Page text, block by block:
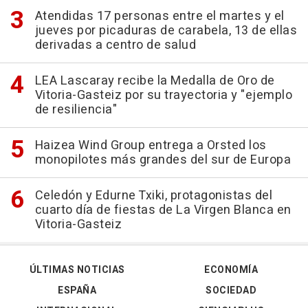
Atendidas 17 personas entre el martes y el
jueves por picaduras de carabela, 13 de ellas
derivadas a centro de salud
LEA Lascaray recibe la Medalla de Oro de
Vitoria-Gasteiz por su trayectoria y "ejemplo
de resiliencia"
Haizea Wind Group entrega a Orsted los
monopilotes más grandes del sur de Europa
Celedón y Edurne Txiki, protagonistas del
cuarto día de fiestas de La Virgen Blanca en
Vitoria-Gasteiz
ÚLTIMAS NOTICIAS
ESPAÑA
ECONOMÍA
SOCIEDAD